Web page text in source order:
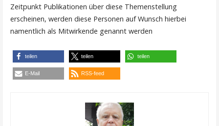
Zeitpunkt Publikationen über diese Themenstellung
erscheinen, werden diese Personen auf Wunsch hierbei
namentlich als Mitwirkende genannt werden
teilen teilen teilen
E-Mail RSS-feed